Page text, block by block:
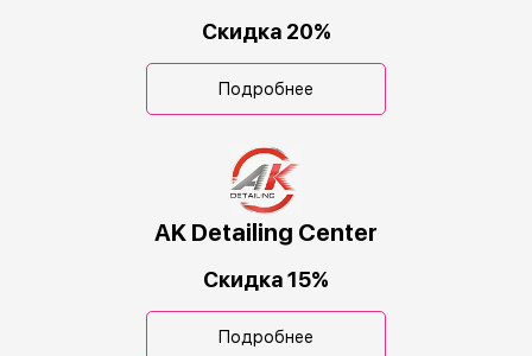
Скидка 20%
Подробнее
AK Detailing Center
Скидка 15%
Подробнее